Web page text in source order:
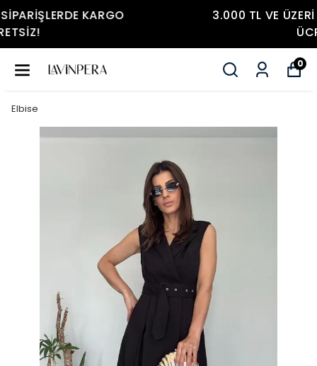
3.000 TL VE ÜZERI SIPARIŞLERDE KARGO
0
Elbise